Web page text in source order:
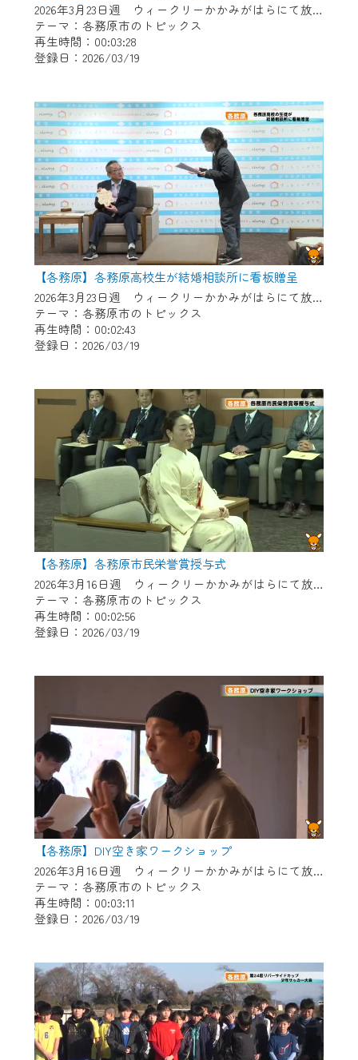
2026年3月23日週 ウィークリーかかみがはらにて放送
テーマ：各務原市のトピックス
再生時間：00:03:28
登録日：2026/03/19
【各務原】各務原高校生が結婚相談所に看板贈呈
2026年3月23日週 ウィークリーかかみがはらにて放送
テーマ：各務原市のトピックス
再生時間：00:02:43
登録日：2026/03/19
【各務原】各務原市民栄誉賞授与式
2026年3月16日週 ウィークリーかかみがはらにて放送
テーマ：各務原市のトピックス
再生時間：00:02:56
登録日：2026/03/19
【各務原】DIY空き家ワークショップ
2026年3月16日週 ウィークリーかかみがはらにて放送
テーマ：各務原市のトピックス
再生時間：00:03:11
登録日：2026/03/19